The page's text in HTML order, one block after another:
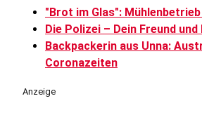
"Brot im Glas":
Die Polizei – Dein Freund und
Backpackerin aus Unna:
Coronazeiten
Anzeige